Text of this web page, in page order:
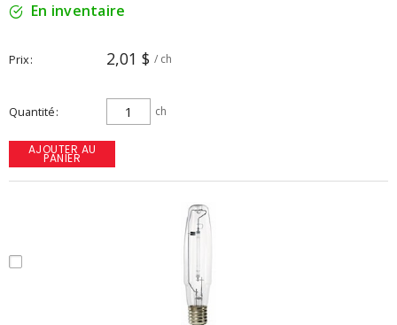
En inventaire
Prix 2,01 $ / ch
Quantité ch
AJOUTER AU
PANIER